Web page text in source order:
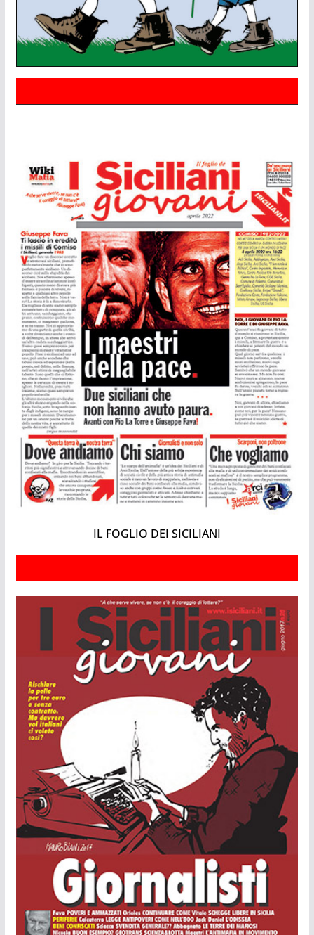
IL FOGLIO DEI SICILIANI